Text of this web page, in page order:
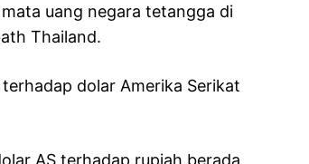
uang negara tetangga di
Thailand.
dolar Amerika Serikat
AS terhadap rupiah berada